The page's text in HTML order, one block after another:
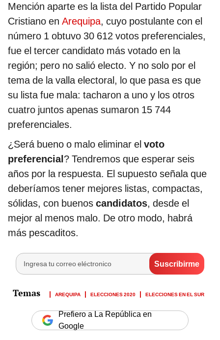
Mención aparte es la lista del Partido Popular
Cristiano en Arequipa, cuyo postulante con el
número 1 obtuvo 30 612 votos preferenciales,
fue el tercer candidato más votado en la
región; pero no salió electo. Y no solo por el
tema de la valla electoral, lo que pasa es que
su lista fue mala: tacharon a uno y los otros
cuatro juntos apenas sumaron 15 744
preferenciales.
¿Será bueno o malo eliminar el voto
preferencial? Tendremos que esperar seis
años por la respuesta. El supuesto señala que
deberíamos tener mejores listas, compactas,
sólidas, con buenos candidatos, desde el
mejor al menos malo. De otro modo, habrá
más pescaditos.
AREQUIPA ELECCIONES 2020 ELECCIONES EN EL SUR
Prefiero a La República en
Google